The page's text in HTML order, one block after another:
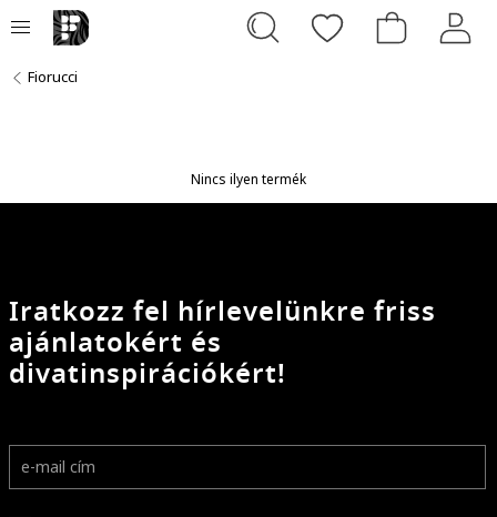
Fiorucci
Nincs ilyen termék
Iratkozz fel hírlevelünkre friss
ajánlatokért és
divatinspirációkért!